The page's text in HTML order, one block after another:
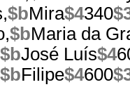
$bMira$4340
$bMaria da
$bJosé Luís$4
$bFilipe$4600